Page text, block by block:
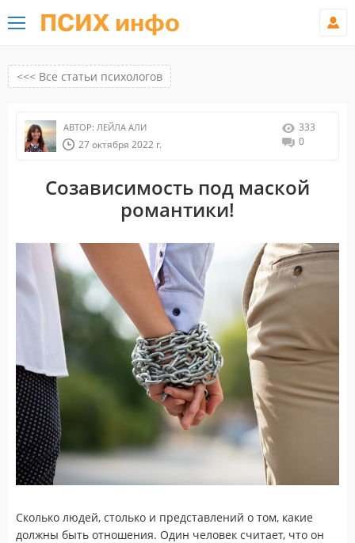
ПСИХ инфо
<<< Все статьи психологов
АВТОР: ЛЕЙЛА АЛИ
27 октября 2022 г.
333
0
Созависимость под маской
романтики!
Сколько людей, столько и представлений о том, какие
должны быть отношения. Один человек считает, что он